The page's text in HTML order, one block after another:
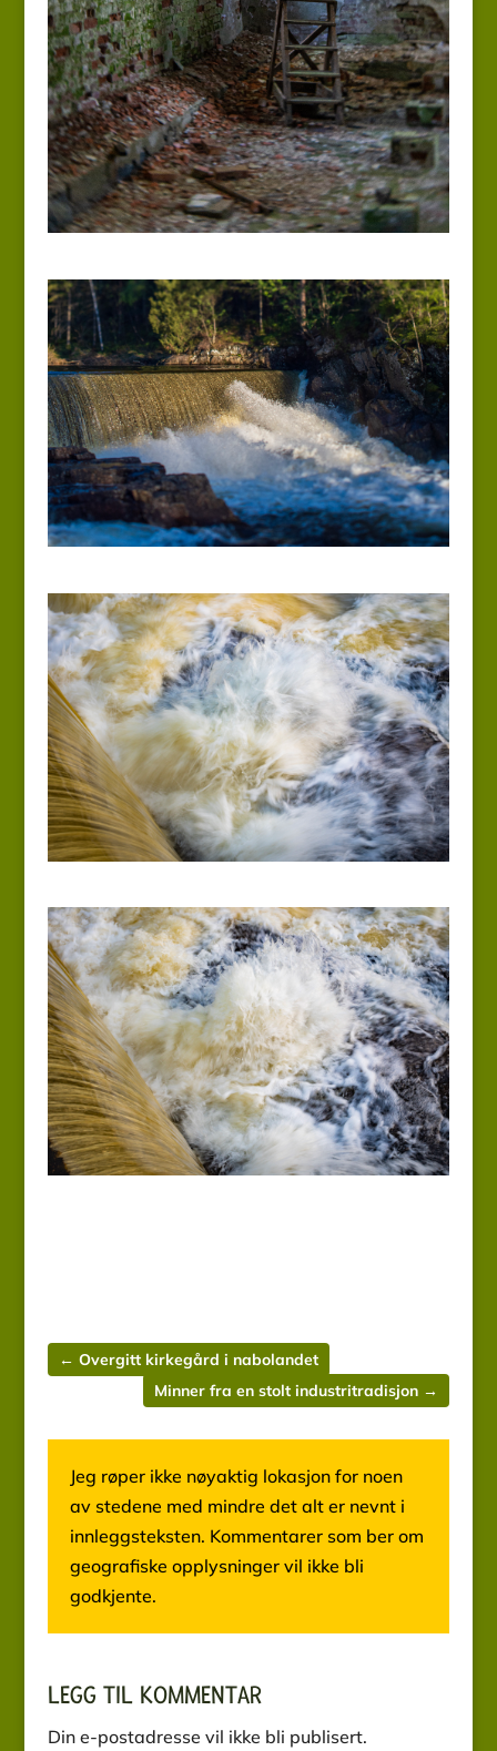
← Overgitt kirkegård i nabolandet
Minner fra en stolt industritradisjon →
Jeg røper ikke nøyaktig lokasjon for noen
av stedene med mindre det alt er nevnt i
innleggsteksten. Kommentarer som ber om
geografiske opplysninger vil ikke bli
godkjente.
LEGG TIL KOMMENTAR
Din e-postadresse vil ikke bli publisert.